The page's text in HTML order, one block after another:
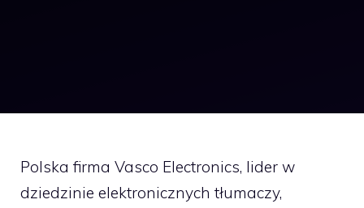
Polska firma Vasco Electronics, lider w
dziedzinie elektronicznych tłumaczy,